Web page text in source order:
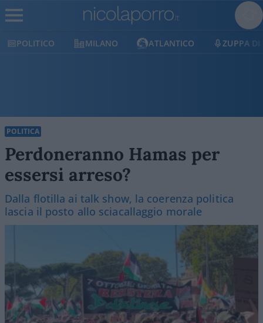
POLITICO MILANO ATLANTICO ZUPPA DI
POLITICA
Perdoneranno Hamas per
essersi arreso?
Dalla flotilla ai talk show, la coerenza politica
lascia il posto allo sciacallaggio morale